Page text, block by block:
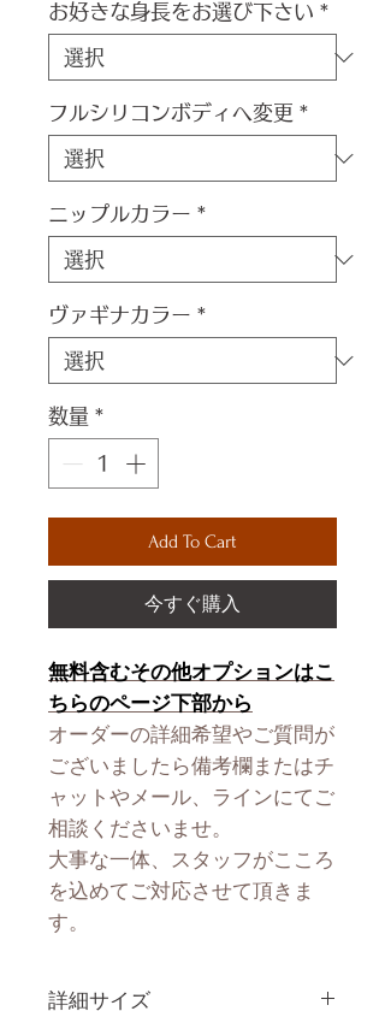
お好きな身長をお選び下さい *
フルシリコンボディへ変更 *
ニップルカラー *
ヴァギナカラー *
数量 *
Add To Cart
今すぐ購入
無料含むその他オプションはこ
ちらのページ下部から
オーダーの詳細希望やご質問が
ございましたら備考欄またはチ
ャットやメール、ラインにてご
相談くださいませ。
大事な一体、スタッフがこころ
を込めてご対応させて頂きま
す。
詳細サイズ